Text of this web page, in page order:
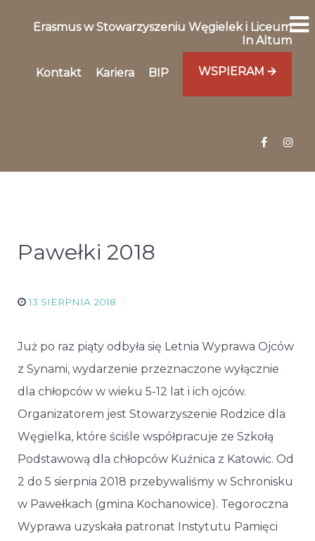
Erasmus w Stowarzyszeniu Węgielek i Liceum
In Altum
Kontakt Kariera BIP WSPIERAM 🡪
Pawełki 2018
13 SIERPNIA 2018
Już po raz piąty odbyła się Letnia Wyprawa Ojców
z Synami, wydarzenie przeznaczone wyłącznie
dla chłopców w wieku 5-12 lat i ich ojców.
Organizatorem jest Stowarzyszenie Rodzice dla
Węgielka, które ściśle współpracuje ze Szkołą
Podstawową dla chłopców Kuźnica z Katowic. Od
2 do 5 sierpnia 2018 przebywaliśmy w Schronisku
w Pawełkach (gmina Kochanowice). Tegoroczna
Wyprawa uzyskała patronat Instytutu Pamięci